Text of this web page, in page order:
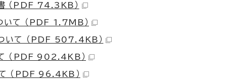
（PDF 74.3KB）
いて （PDF 1.7MB）
いて （PDF 507.4KB）
（PDF 902.4KB）
（PDF 96.4KB）